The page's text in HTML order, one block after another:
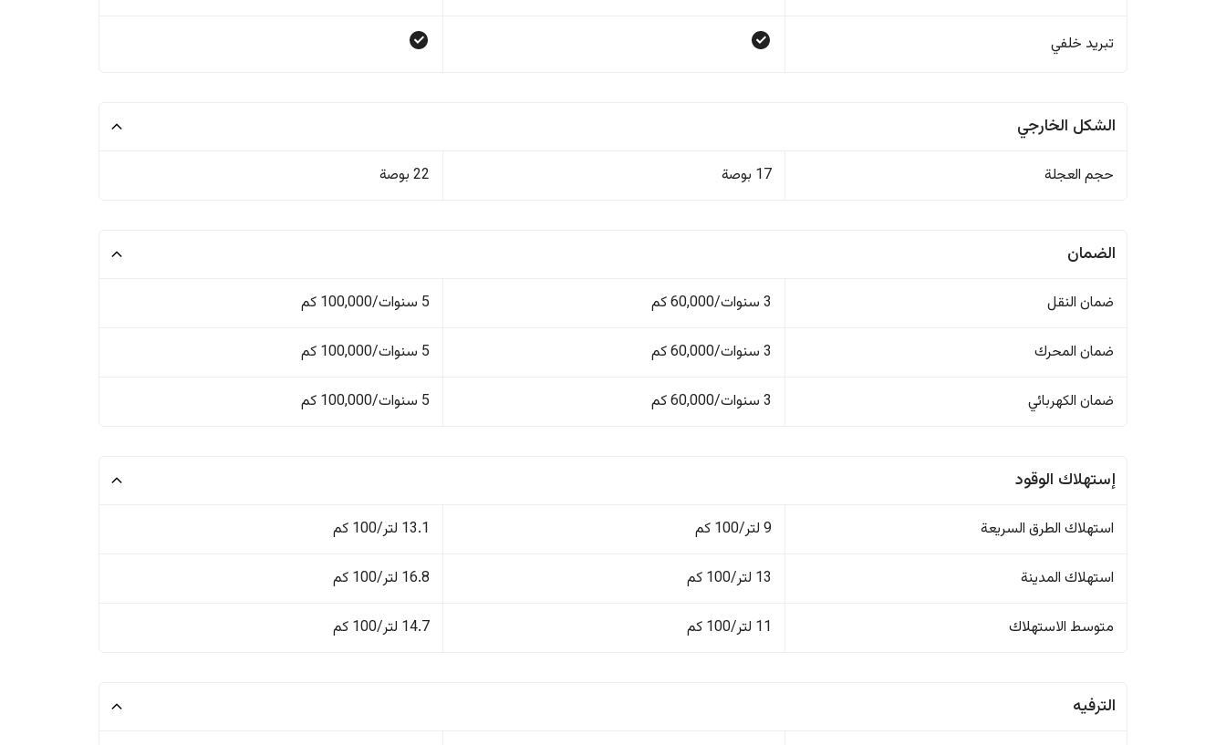
تبريد خلفي
الشكل الخارجي
حجم العجلة 17 بوصة 22 بوصة
الضمان
ضمان النقل 3 سنوات/60,000 كم 5 سنوات/100,000 كم
ضمان المحرك 3 سنوات/60,000 كم 5 سنوات/100,000 كم
ضمان الكهربائي 3 سنوات/60,000 كم 5 سنوات/100,000 كم
إستهلاك الوقود
استهلاك الطرق السريعة 9 لتر/100 كم 13.1 لتر/100 كم
استهلاك المدينة 13 لتر/100 كم 16.8 لتر/100 كم
متوسط الاستهلاك 11 لتر/100 كم 14.7 لتر/100 كم
الترفيه